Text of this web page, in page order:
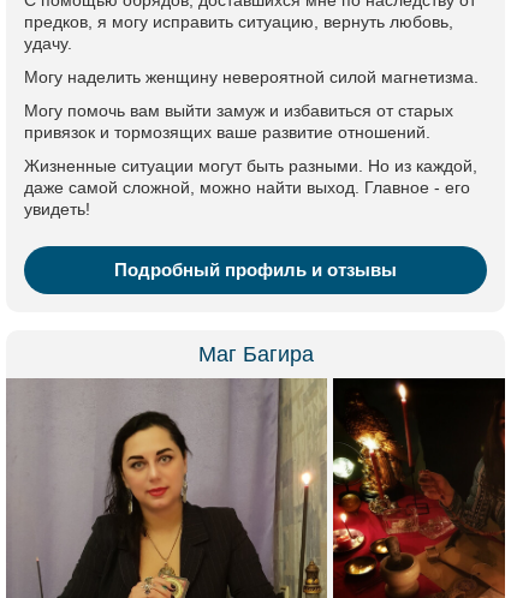
предков, я могу исправить ситуацию, вернуть любовь,
удачу.
Могу наделить женщину невероятной силой магнетизма.
Могу помочь вам выйти замуж и избавиться от старых
привязок и тормозящих ваше развитие отношений.
Жизненные ситуации могут быть разными. Но из каждой,
даже самой сложной, можно найти выход. Главное - его
увидеть!
Подробный профиль и отзывы
Маг Багира